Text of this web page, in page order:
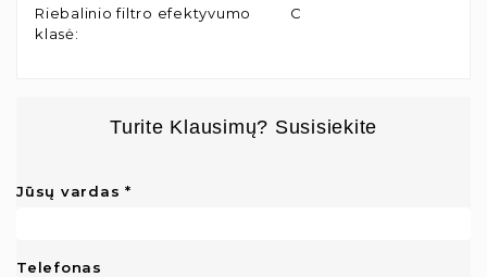
Riebalinio filtro efektyvumo
klasė:
C
Turite Klausimų? Susisiekite
Jūsų vardas
Telefonas